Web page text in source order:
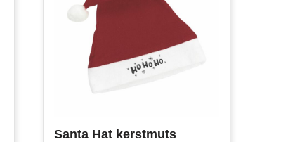
Santa Hat kerstmuts